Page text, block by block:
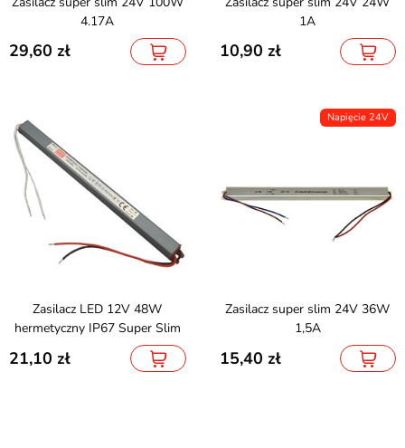
4.17A
29,60
1A
10,90
Zasilacz LED 12V 48W
hermetyczny IP67 Super Slim
21,10
Napięcie 24V
Zasilacz super slim 24V 36W
1,5A
15,40